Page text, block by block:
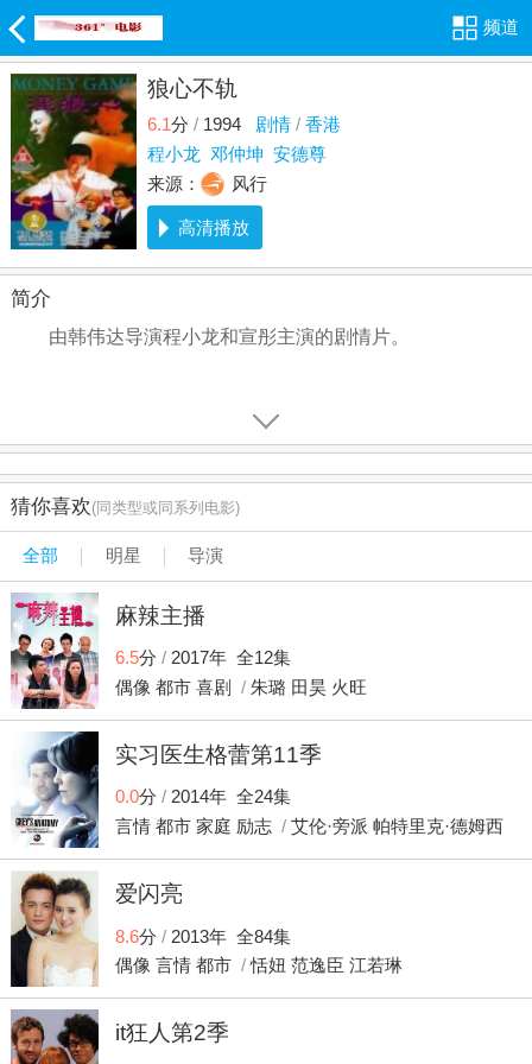
频道
狼心不轨
6.1分 /1994 剧情 / 香港
程小龙 邓仲坤 安德尊
来源：
风行
高清播放
简介
由韩伟达导演程小龙和宣彤主演的剧情片。
猜你喜欢(同类型或同系列电影)
全部 明星 导演
麻辣主播
6.5分 /2017年 全12集
偶像 都市 喜剧 / 朱璐 田昊 火旺
实习医生格蕾第11季
0.0分 /2014年 全24集
言情 都市 家庭 励志 / 艾伦·旁派 帕特里克·德姆西
凯文·马克德
爱闪亮
8.6分 /2013年 全84集
偶像 言情 都市 / 恬妞 范逸臣 江若琳
it狂人第2季